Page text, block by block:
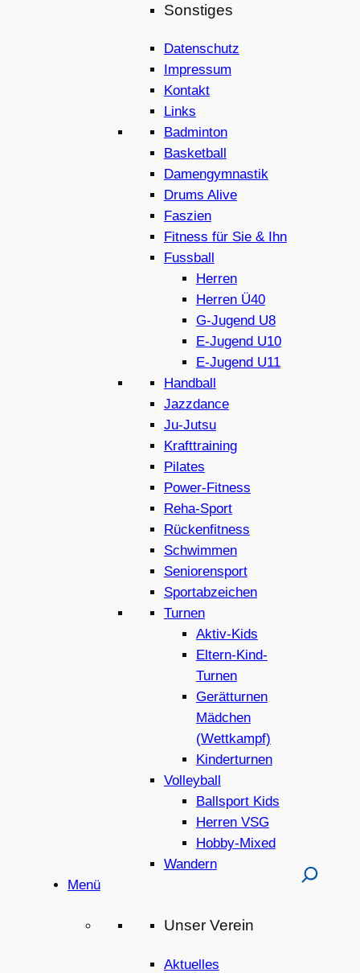
Sonstiges
Datenschutz
Impressum
Kontakt
Links
Badminton
Basketball
Damengymnastik
Drums Alive
Faszien
Fitness für Sie & Ihn
Fussball
Herren
Herren Ü40
G-Jugend U8
E-Jugend U10
E-Jugend U11
Handball
Jazzdance
Ju-Jutsu
Krafttraining
Pilates
Power-Fitness
Reha-Sport
Rückenfitness
Schwimmen
Seniorensport
Sportabzeichen
Turnen
Aktiv-Kids
Eltern-Kind-
Turnen
Gerätturnen
Mädchen
(Wettkampf)
Kinderturnen
Volleyball
Ballsport Kids
Herren VSG
Hobby-Mixed
Wandern
Menü
Unser Verein
Aktuelles